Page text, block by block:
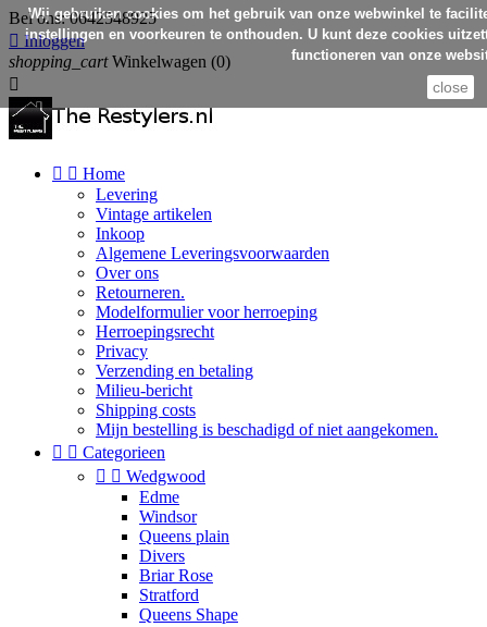
Bel ons:0642548925
 Inloggen
shopping_cart Winkelwagen (0)

  Home
Levering
Vintage artikelen
Inkoop
Algemene Leveringsvoorwaarden
Over ons
Retourneren.
Modelformulier voor herroeping
Herroepingsrecht
Privacy
Verzending en betaling
Milieu-bericht
Shipping costs
Mijn bestelling is beschadigd of niet aangekomen.
  Categorieen
  Wedgwood
Edme
Windsor
Queens plain
Divers
Briar Rose
Stratford
Queens Shape
Wij gebruiken cookies om het gebruik van onze webwinkel te
instellingen en voorkeuren te onthouden. U kunt deze cookies
functioneren van onze
close